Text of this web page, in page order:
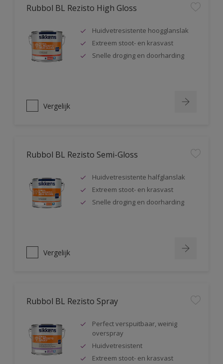
Rubbol BL Rezisto High Gloss
Huidvetresistente hoogglanslak
Extreem stoot- en krasvast
Snelle droging en doorharding
Vergelijk
Rubbol BL Rezisto Semi-Gloss
Huidvetresistente halfglanslak
Extreem stoot- en krasvast
Snelle droging en doorharding
Vergelijk
Rubbol BL Rezisto Spray
Perfect verspuitbaar, weinig
overspray
Huidvetresistent
Extreem stoot- en krasvast